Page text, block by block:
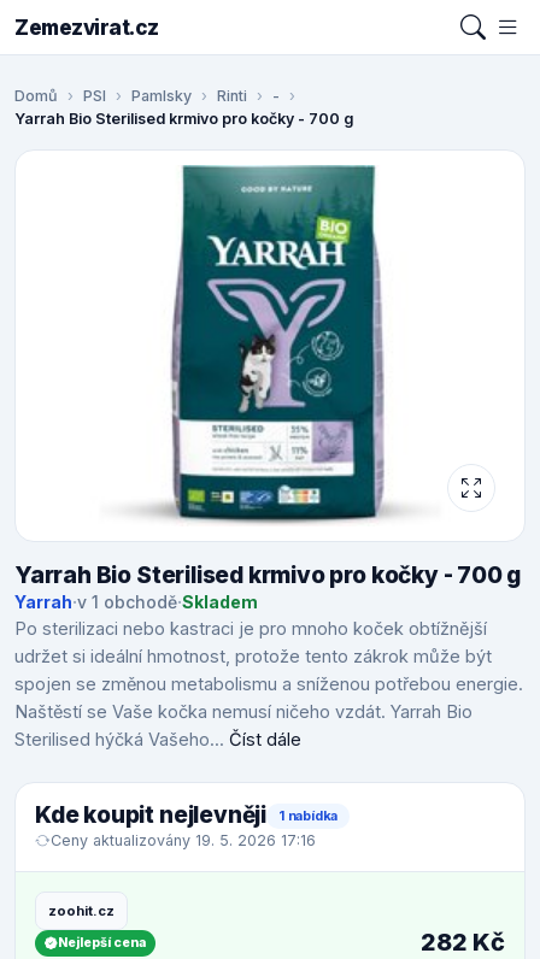
Zemezvirat.cz
Domů PSI Pamlsky Rinti
-
Yarrah Bio Sterilised krmivo pro kočky - 700 g
Yarrah Bio Sterilised krmivo pro kočky - 700 g
Yarrah·v 1 obchodě·Skladem
Po sterilizaci nebo kastraci je pro mnoho koček obtížnější
udržet si ideální hmotnost, protože tento zákrok může být
spojen se změnou metabolismu a sníženou potřebou energie.
Naštěstí se Vaše kočka nemusí ničeho vzdát. Yarrah Bio
Sterilised hýčká Vašeho... Číst dále
Kde koupit nejlevněji 1 nabídka
Ceny aktualizovány 19. 5. 2026 17:16
zoohit.cz
Nejlepší cena 282 Kč